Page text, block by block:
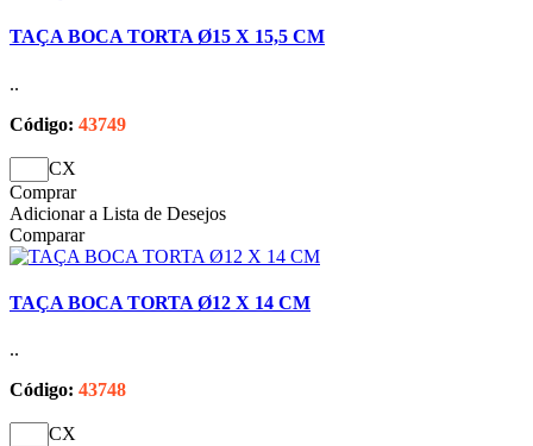
TAÇA BOCA TORTA Ø15 X 15,5 CM
..
Código: 43749
CX
Comprar
Adicionar a Lista de Desejos
Comparar
TAÇA BOCA TORTA Ø12 X 14 CM
..
Código: 43748
CX